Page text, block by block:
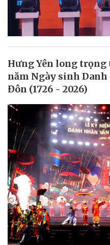
Hưng Yên long trọng
năm Ngày sinh Danh
Đôn (1726 - 2026)